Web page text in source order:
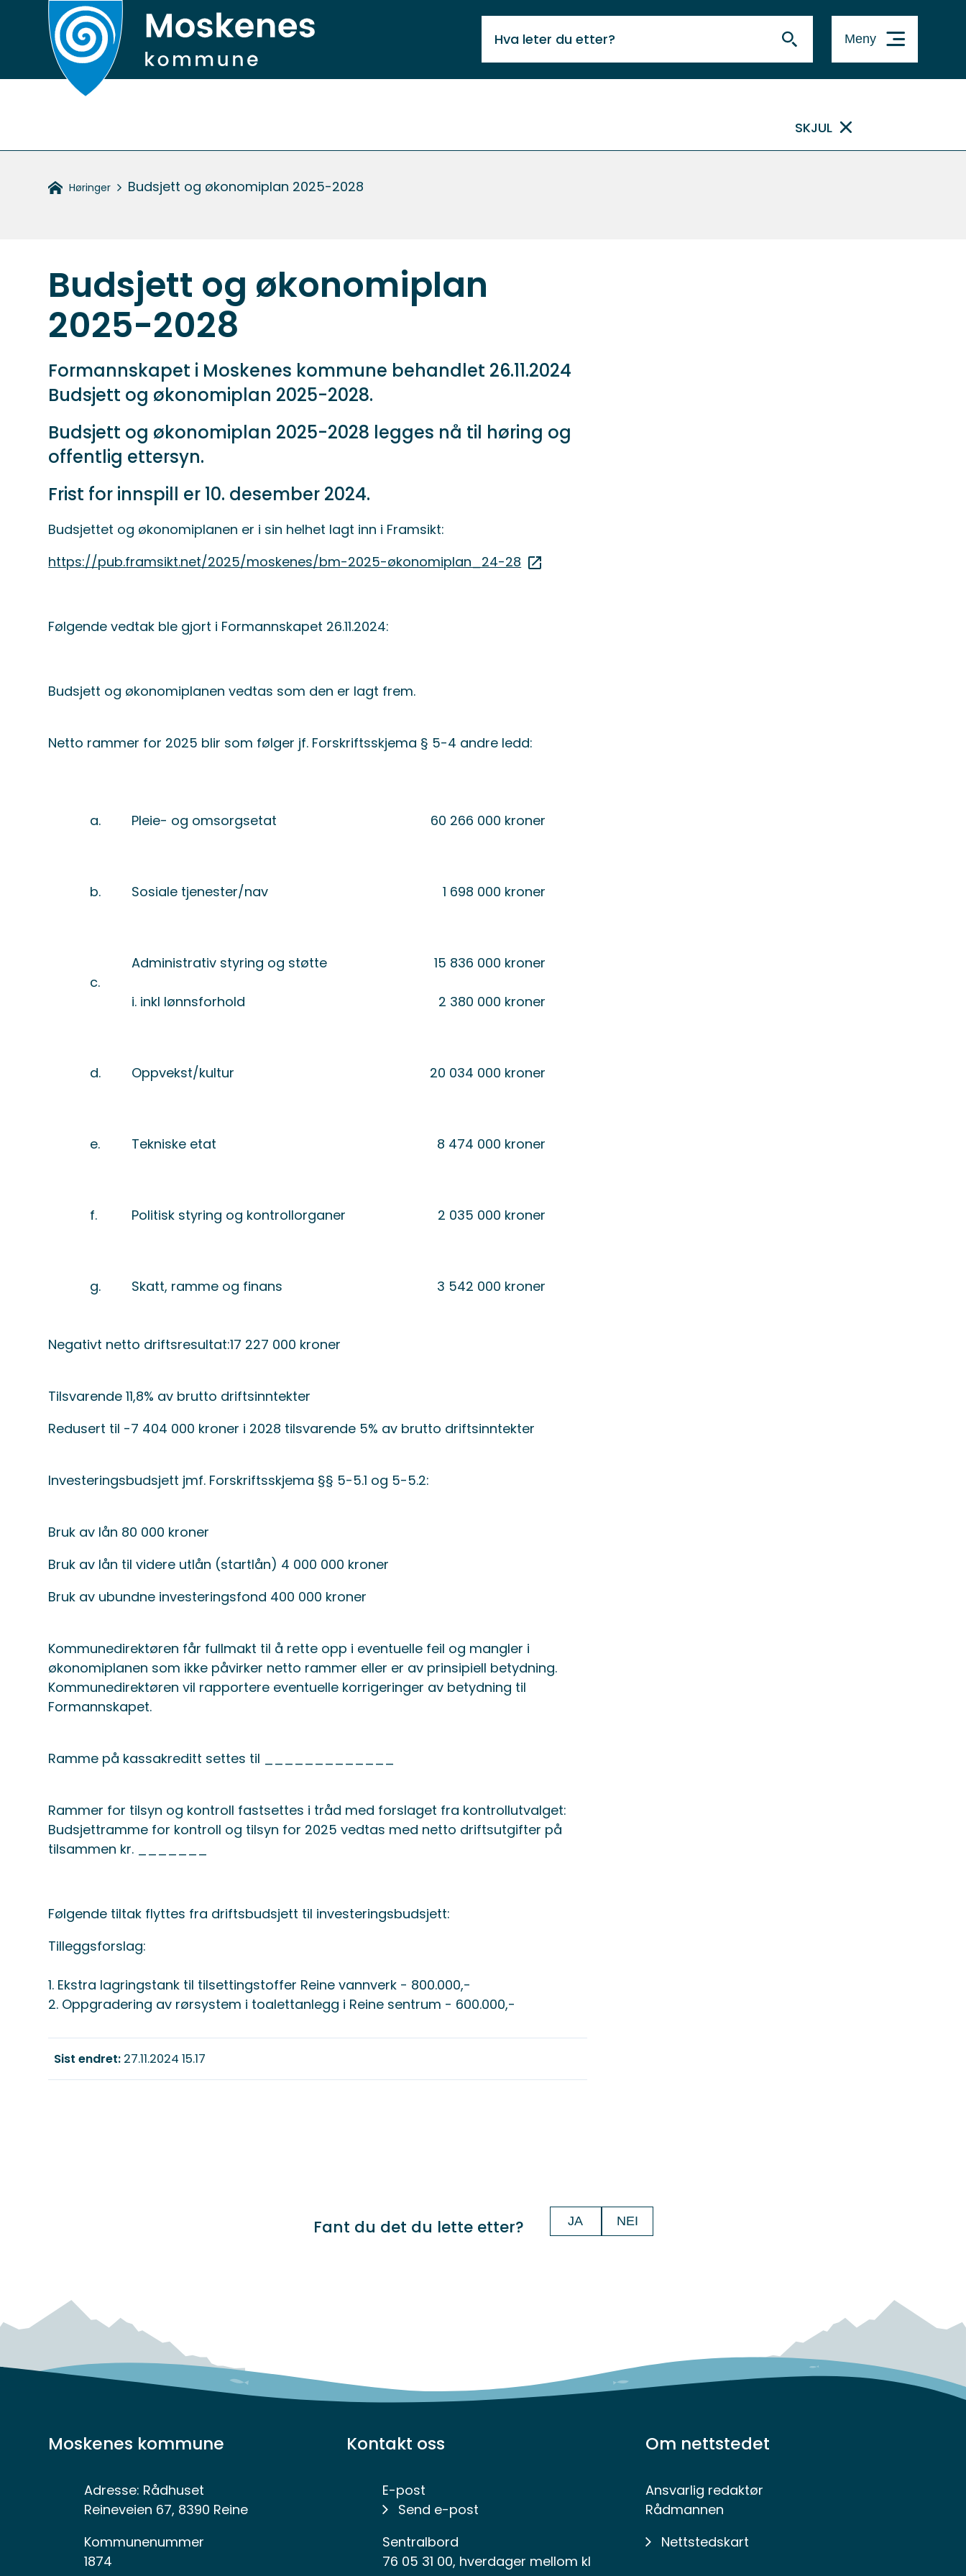
Hovedportal
Meny
MELDING
SKJUL
Du Høringer Budsjett og økonomiplan 2025-2028
Budsjett og økonomiplan
2025-2028
Formannskapet i Moskenes kommune behandlet 26.11.2024
Budsjett og økonomiplan 2025-2028.
Budsjett og økonomiplan 2025-2028 legges nå til høring og
offentlig ettersyn.
Frist for innspill er 10. desember 2024.
Budsjettet og økonomiplanen er i sin helhet lagt inn i Framsikt:
https://pub.framsikt.net/2025/moskenes/bm-2025-økonomiplan_24-28
Følgende vedtak ble gjort i Formannskapet 26.11.2024:
Budsjett og økonomiplanen vedtas som den er lagt frem.
Netto rammer for 2025 blir som følger jf. Forskriftsskjema § 5-4 andre ledd:
a. Pleie- og omsorgsetat 60 266 000 kroner
b. Sosiale tjenester/nav 1 698 000 kroner
c.
Administrativ styring og støtte
i. inkl lønnsforhold
15 836 000 kroner
2 380 000 kroner
d. Oppvekst/kultur 20 034 000 kroner
e. Tekniske etat 8 474 000 kroner
f. Politisk styring og kontrollorganer 2 035 000 kroner
g. Skatt, ramme og finans 3 542 000 kroner
Negativt netto driftsresultat:17 227 000 kroner
Tilsvarende 11,8% av brutto driftsinntekter
Redusert til -7 404 000 kroner i 2028 tilsvarende 5% av brutto driftsinntekter
Investeringsbudsjett jmf. Forskriftsskjema §§ 5-5.1 og 5-5.2:
Bruk av lån 80 000 kroner
Bruk av lån til videre utlån (startlån) 4 000 000 kroner
Bruk av ubundne investeringsfond 400 000 kroner
Kommunedirektøren får fullmakt til å rette opp i eventuelle feil og mangler i
økonomiplanen som ikke påvirker netto rammer eller er av prinsipiell betydning.
Kommunedirektøren vil rapportere eventuelle korrigeringer av betydning til
Formannskapet.
Ramme på kassakreditt settes til _____________
Rammer for tilsyn og kontroll fastsettes i tråd med forslaget fra kontrollutvalget:
Budsjettramme for kontroll og tilsyn for 2025 vedtas med netto driftsutgifter på
tilsammen kr. _______
Følgende tiltak flyttes fra driftsbudsjett til investeringsbudsjett:
Tilleggsforslag:
1. Ekstra lagringstank til tilsettingstoffer Reine vannverk - 800.000,-
2. Oppgradering av rørsystem i toalettanlegg i Reine sentrum - 600.000,-
Sist endret 27.11.2024 15.17
Fant du det du lette etter? JA NEI
Moskenes kommune
Adresse: Rådhuset
Reineveien 67, 8390 Reine
Kommunenummer
1874
Kontakt oss
E-post
Send e-post
Sentralbord
76 05 31 00, hverdager mellom kl
Om nettstedet
Ansvarlig redaktør
Rådmannen
Nettstedskart